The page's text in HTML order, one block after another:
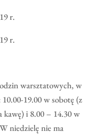
r.
r.
warsztatowych, w
19.00 w sobotę (z
i 8.00 – 14.30 w
niedzielę nie ma